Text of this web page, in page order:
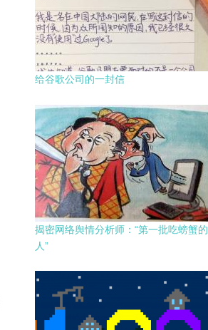
给谷歌公司的一封信
揭密网络舆情分析师：“第一批吃螃蟹的
人”